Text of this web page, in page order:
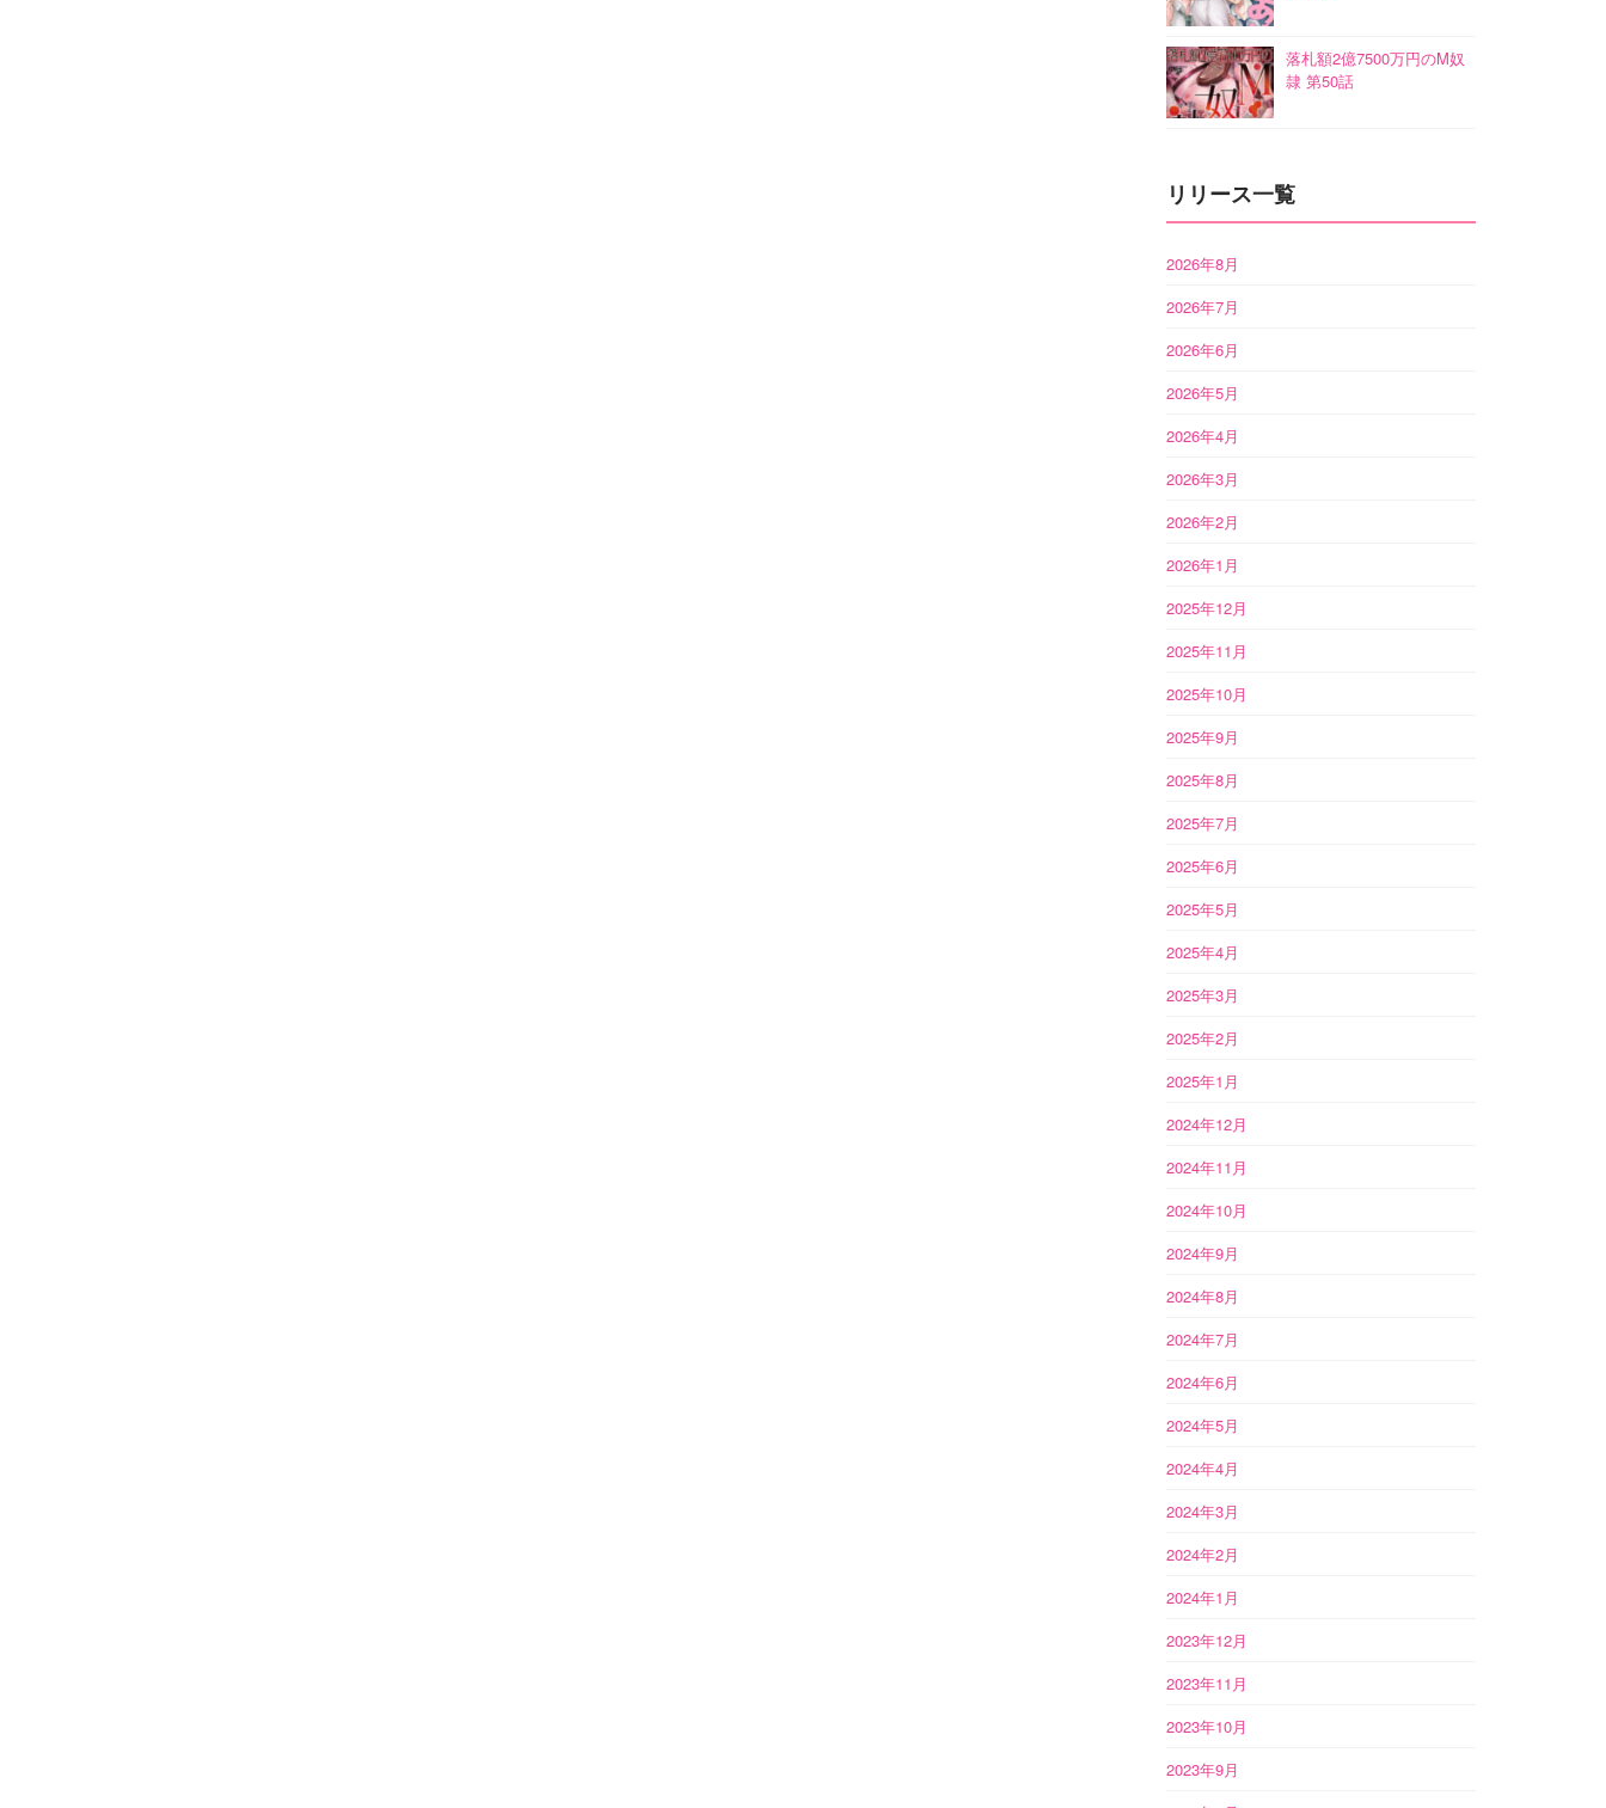
落札額2億7500万円のM奴
隷 第50話
リリース一覧
2026年8月
2026年7月
2026年6月
2026年5月
2026年4月
2026年3月
2026年2月
2026年1月
2025年12月
2025年11月
2025年10月
2025年9月
2025年8月
2025年7月
2025年6月
2025年5月
2025年4月
2025年3月
2025年2月
2025年1月
2024年12月
2024年11月
2024年10月
2024年9月
2024年8月
2024年7月
2024年6月
2024年5月
2024年4月
2024年3月
2024年2月
2024年1月
2023年12月
2023年11月
2023年10月
2023年9月